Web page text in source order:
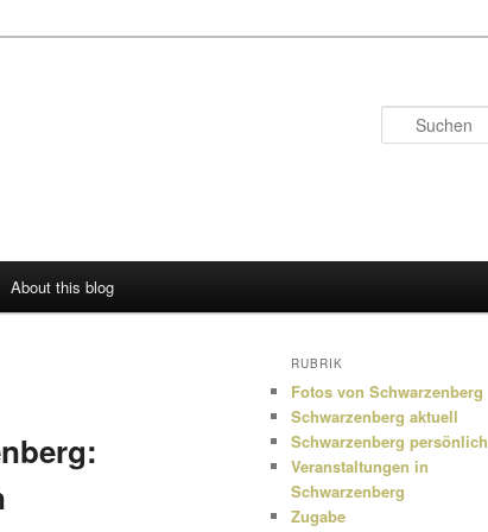
About this blog
RUBRIK
Fotos von Schwarzenberg
Schwarzenberg aktuell
Schwarzenberg persönlich
Veranstaltungen in
Schwarzenberg
Zugabe